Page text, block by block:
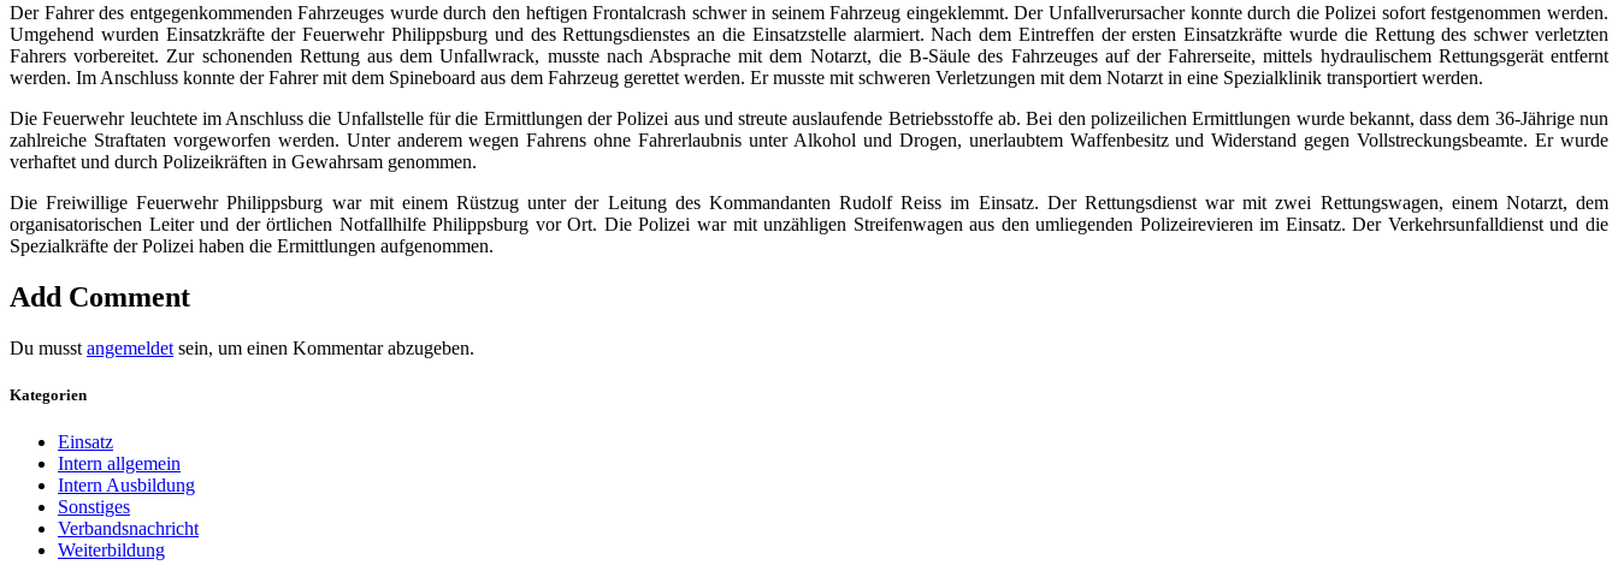
Der Fahrer des entgegenkommenden Fahrzeuges wurde durch den heftigen Frontalcrash schwer in seinem Fahrzeug eingeklemmt. Der Unfallverursacher konnte durch die Polizei sofort festgenommen werden.
Umgehend wurden Einsatzkräfte der Feuerwehr Philippsburg und des Rettungsdienstes an die Einsatzstelle alarmiert. Nach dem Eintreffen der ersten Einsatzkräfte wurde die Rettung des schwer verletzten
Fahrers vorbereitet. Zur schonenden Rettung aus dem Unfallwrack, musste nach Absprache mit dem Notarzt, die B-Säule des Fahrzeuges auf der Fahrerseite, mittels hydraulischem Rettungsgerät entfernt
werden. Im Anschluss konnte der Fahrer mit dem Spineboard aus dem Fahrzeug gerettet werden. Er musste mit schweren Verletzungen mit dem Notarzt in eine Spezialklinik transportiert werden.
Die Feuerwehr leuchtete im Anschluss die Unfallstelle für die Ermittlungen der Polizei aus und streute auslaufende Betriebsstoffe ab. Bei den polizeilichen Ermittlungen wurde bekannt, dass dem 36-Jährige nun
zahlreiche Straftaten vorgeworfen werden. Unter anderem wegen Fahrens ohne Fahrerlaubnis unter Alkohol und Drogen, unerlaubtem Waffenbesitz und Widerstand gegen Vollstreckungsbeamte. Er wurde
verhaftet und durch Polizeikräften in Gewahrsam genommen.
Die Freiwillige Feuerwehr Philippsburg war mit einem Rüstzug unter der Leitung des Kommandanten Rudolf Reiss im Einsatz. Der Rettungsdienst war mit zwei Rettungswagen, einem Notarzt, dem
organisatorischen Leiter und der örtlichen Notfallhilfe Philippsburg vor Ort. Die Polizei war mit unzähligen Streifenwagen aus den umliegenden Polizeirevieren im Einsatz. Der Verkehrsunfalldienst und die
Spezialkräfte der Polizei haben die Ermittlungen aufgenommen.
Add Comment
Du musst angemeldet sein, um einen Kommentar abzugeben.
Kategorien
Einsatz
Intern allgemein
Intern Ausbildung
Sonstiges
Verbandsnachricht
Weiterbildung